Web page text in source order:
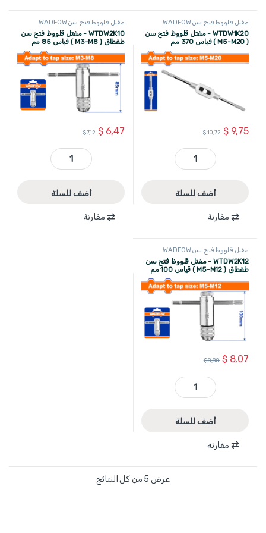
مفتل قلووظ فتح سن WADFOW
WTDW1K20 - مفتل قلووظ فتح سن
( M5-M20 ) قياس 370 مم
$9,75
$10,72
WTDW1K20 - مفتل قلووظ فتح سن ( M5-M20 ) قياس 370 مم WADFOW quantity
أضف للسلة
مقارنة
مفتل قلووظ فتح سن WADFOW
WTDW2K10 - مفتل قلووظ فتح سن
طقطاق ( M3-M8 ) قياس 85 مم
$6,47
$7,12
WTDW2K10 - مفتل قلووظ فتح سن طقطاق ( M3-M8 ) قياس 85 مم WADFOW quantity
أضف للسلة
مقارنة
مفتل قلووظ فتح سن WADFOW
WTDW2K12 - مفتل قلووظ فتح سن
طقطاق ( M5-M12 ) قياس 100 مم
$8,07
$8,88
WTDW2K12 - مفتل قلووظ فتح سن طقطاق ( M5-M12 ) قياس 100 مم WADFOW quantity
أضف للسلة
مقارنة
عرض ⁦5⁩ من كل النتائج